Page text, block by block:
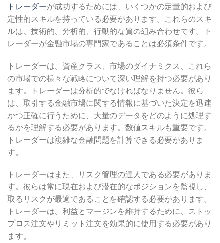
トレーダーが成功するためには、いくつかの定量的および
定性的スキルを持っている必要があります。これらのスキ
ルは、技術的、分析的、行動的な質の組み合わせです。ト
レーダーが金融市場の専門家であることは必須条件です。
トレーダーは、資産クラス、市場のダイナミクス、これら
の市場での様々な戦略について深い理解を持つ必要があり
ます。トレーダーは分析的でなければなりません。彼ら
は、取引する金融市場に関する情報に基づいた決定を迅速
かつ正確に行うために、大量のデータをどのように処理す
るかを理解する必要があります。数値スキルも重要です。
トレーダーは複雑な金融問題を計算できる必要がありま
す。
トレーダーはまた、リスク管理の達人である必要がありま
す。彼らは常に現在および潜在的なポジションを監視し、
取るリスクが最適であることを確認する必要があります。
トレーダーは、利益とマージンを維持するために、ストッ
プロス注文やリミット注文を効果的に使用する必要があり
ます。